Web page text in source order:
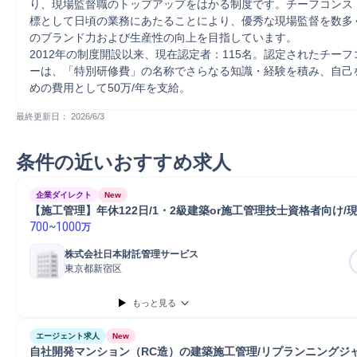
り、現場監督職のトップアップをはかる制度です。チーフコン
標として日頃の業務にあたることにより、優秀な現場監督を数多
のブランド力および生産性の向上を目指しています。
2012年の制度開設以来、現在認定者：115名。認定されたチーフ
ーは、「特別研修費」の名称でさらなる知識・経験を積み、自己
めの費用として50万/年を支給。
最終更新日： 2026/6/3
条件の近いおすすめ求人
企業ダイレクト New
【施工管理】年休122日/1・2級建築or施工管理技士資格者向け/
700~1000万
株式会社日本財託管理サービス
東京都新宿区
もっと見る
エージェント求人 New
自社開発マンション（RC造）の建築施工管理/リプランニングジ